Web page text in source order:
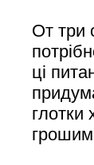
От три
ці
глотки